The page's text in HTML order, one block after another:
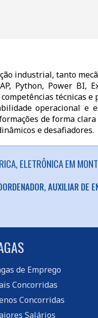
industrial, tanto
Python, Power BI,
técnicas
operacional e
de forma
e desafiadores.
ELETRÔNICA EM
AUXILIAR DE
de Emprego
Concorridas
Concorridas
Salários